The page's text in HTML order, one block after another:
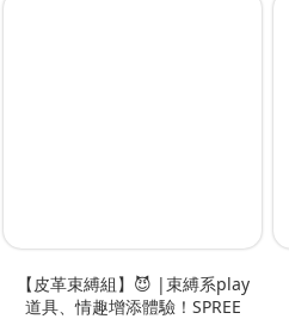
【皮革束縛組】😈 |束縛系play
道具、情趣增添體驗！SPREE